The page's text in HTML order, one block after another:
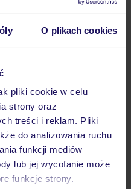
O plikach cookies
pliki cookie w celu
strony oraz
treści i reklam. Pliki
do analizowania ruchu
funkcji mediów
lub jej wycofanie może
funkcje strony.
w Polsce